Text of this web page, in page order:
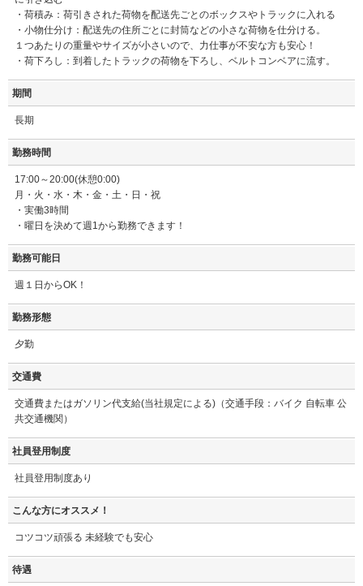
・荷積み：荷引きされた荷物を配送先ごとのボックスやトラックに入れる
・小物仕分け：配送先の住所ごとに封筒などの小さな荷物を仕分ける。
１つあたりの重量やサイズが小さいので、力仕事が不安な方も安心！
・荷下ろし：到着したトラックの荷物を下ろし、ベルトコンベアに流す。
期間
長期
勤務時間
17:00～20:00(休憩0:00)
月・火・水・木・金・土・日・祝
・実働3時間
・曜日を決めて週1から勤務できます！
勤務可能日
週１日からOK！
勤務形態
夕勤
交通費
交通費またはガソリン代支給(当社規定による)（交通手段：バイク 自転車 公
共交通機関）
社員登用制度
社員登用制度あり
こんな方にオススメ！
コツコツ頑張る 未経験でも安心
待遇